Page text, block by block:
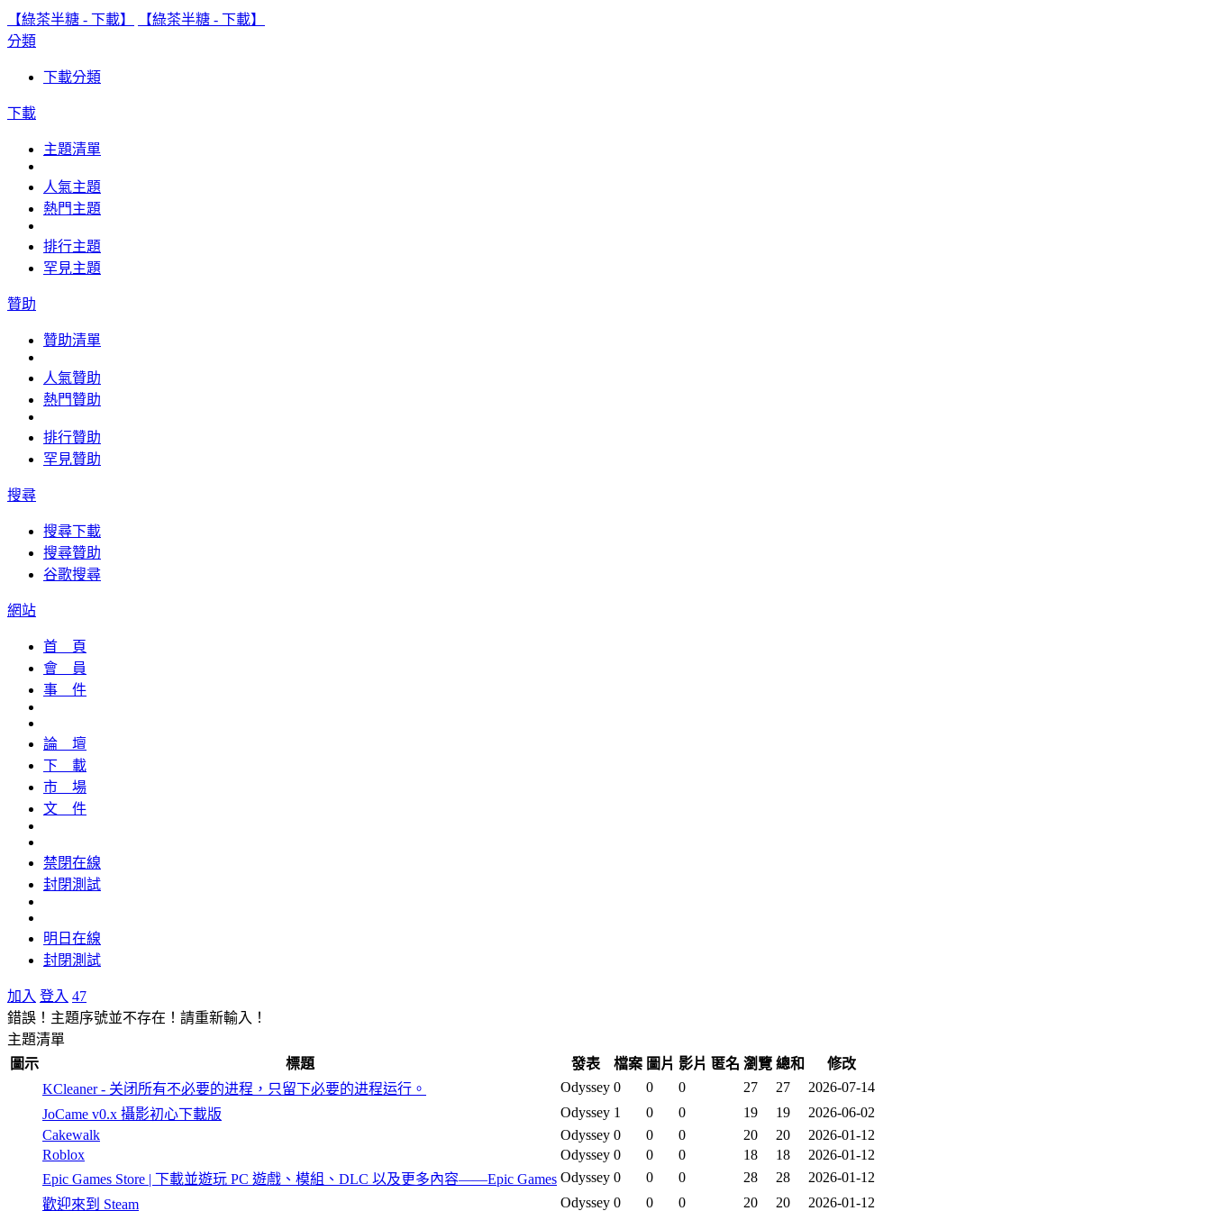
【綠茶半糖 - 下載】
【綠茶半糖 - 下載】
分類
下載分類
下載
主題清單
人氣主題
熱門主題
排行主題
罕見主題
贊助
贊助清單
人氣贊助
熱門贊助
排行贊助
罕見贊助
搜尋
搜尋下載
搜尋贊助
谷歌搜尋
網站
首 頁
會 員
事 件
論 壇
下 載
市 場
文 件
禁閉在線
封閉測試
明日在線
封閉測試
加入 登入 47
錯誤！主題序號並不存在！請重新輸入！
主題清單
圖示
標題 發表 檔案 圖片 影片 匿名 瀏覽 總和
修改
KCleaner - 关闭所有不必要的进程，只留下必要的进程运行。
Odyssey 0 0 0 27 27
2026-07-14
JoCame v0.x 攝影初心下載版
Odyssey 1 0 0 19 19
2026-06-02
Cakewalk
Odyssey 0 0 0 20 20
2026-01-12
Roblox
Odyssey 0 0 0 18 18
2026-01-12
Epic Games Store | 下載並遊玩 PC 遊戲、模組、DLC 以及更多內容——Epic Games Odyssey 0 0 0 28 28
2026-01-12
歡迎來到 Steam
Odyssey 0 0 0 20 20 2026-01-12